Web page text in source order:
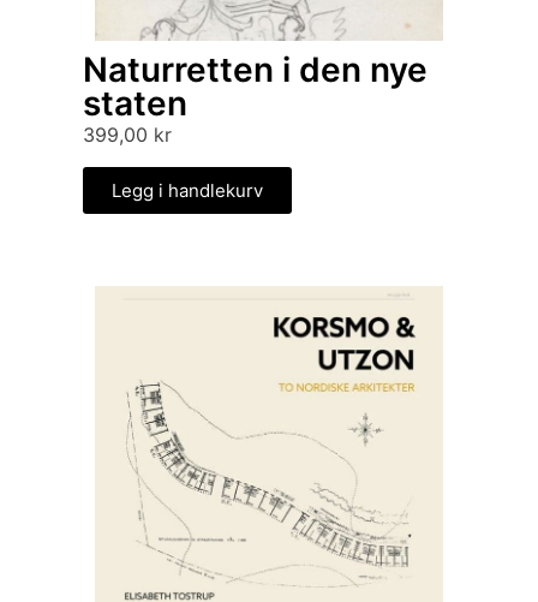
Naturretten i den nye
staten
399,00 kr
Legg i handlekurv